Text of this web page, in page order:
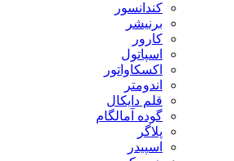
کندانسور
برنیشر
کارور
اسپاتول
اکسکاواتور
اندومتر
قلم دایکال
گوده آمالگام
پلاگر
اسپیدر